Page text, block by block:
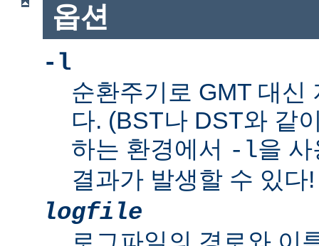
옵션
-l
순환주기로 GMT 대신
다. (BST나 DST와 같
하는 환경에서 -l을
결과가 발생할 수 있다!
logfile